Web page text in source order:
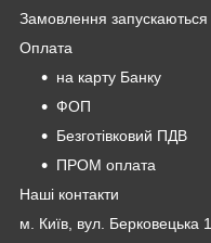
Замовлення
Оплата
на карту Банку
ФОП
Безготівковий ПДВ
ПРОМ оплата
Наші контакти
м. Київ, вул. Берковецька